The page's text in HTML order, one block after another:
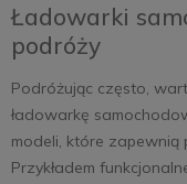
Ładowarki
podróży
Podróżując często,
ładowarkę
modeli, które zapewnią
Przykładem